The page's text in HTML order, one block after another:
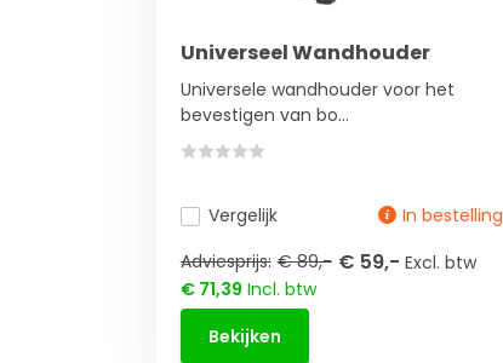
Universeel Wandhouder
Universele wandhouder voor het
bevestigen van bo...
Vergelijk
In bestelling
Adviesprijs: € 89,- € 59,- Excl. btw
€ 71,39 Incl. btw
Bekijken